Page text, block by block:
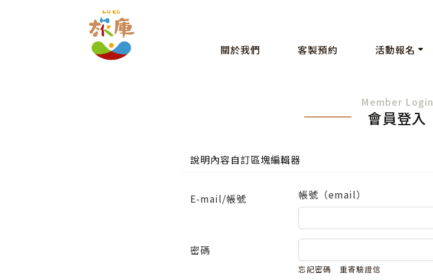
關於我們 客製預約 活動報名
Member Login
會員登入
說明內容自訂區塊編輯器
E-mail/帳號 帳號（email）
密碼
忘記密碼 重寄驗證信